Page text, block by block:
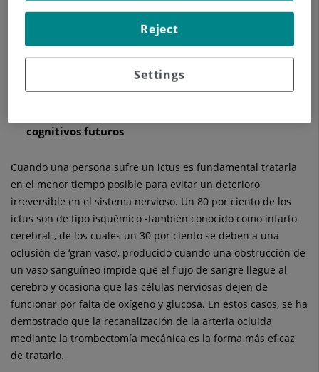
la que se practique determinará su éxito para
evitar daños en el sistema nervioso
Cada minuto que se pierde para abordar un ictus
puede suponer una pérdida considerable de tejido
cerebral, lo que se traduce en pérdida de
cognitivos futuros
Cuando una persona sufre un ictus es fundamental tratarla
en el menor tiempo posible para evitar un deterioro
irreversible en el sistema nervioso. Un 80 por ciento de los
ictus son de tipo isquémico -también conocido como infarto
cerebral-, de los cuales un 30 por ciento se deben a una
oclusión de ‘gran vaso’, producido cuando una obstrucción de
un vaso sanguíneo impide que el flujo de sangre llegue al
cerebro y ocasiona que las células nerviosas dejen de
funcionar por falta de oxígeno y glucosa. En estos casos, se ha
demostrado que la recanalización de la arteria ocluida
mediante la trombectomía mecánica es la forma más eficaz
de tratarlo.
Settings
Reject